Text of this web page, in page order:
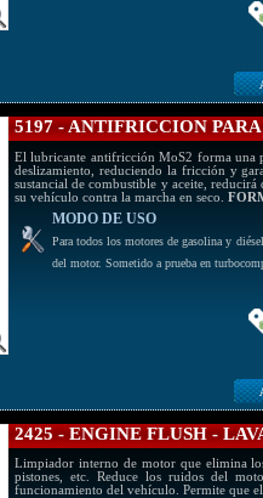
5197 - ANTIFRICCION
El lubricante antifricción MoS2 forma una
deslizamiento, reduciendo la fricción y
sustancial de combustible y aceite,
su vehículo contra la marcha en seco.
MODO DE USO
Para todos los motores de gasolina y
del motor. Sometido a prueba en
2425 - ENGINE FLUSH -
Limpiador interno de motor que elimina
pistones, etc. Reduce los ruidos del
funcionamiento del vehículo. Permite que